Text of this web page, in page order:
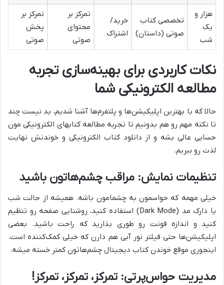
هزار و
یک
شب
تخصصی کتاب
صوتی (داستان)
خرید/
اشتراک
تمرکز بر
محتوای
صوتی
تمرکز بر
پخش
صوتی
نکات کاربردی برای بهینه‌سازی تجربه
مطالعه الکترونیکی شما
حالا که با بهترین اپلیکیشن‌ها و پلتفرم‌ها آشنا شدیم، بد نیست چند
تا نکته مهم رو هم بدونیم تا تجربه مطالعه کتابهای الکترونیکی مون
حسابی عالی بشه و از دانلود کتاب الکترونیکی و خوندنش نهایت
لذت رو ببریم.
تنظیمات نمایش: مراقب چشم‌هاتون باشید
خیلی مهمه که حواسمون به چشمامون باشه. همیشه از حالت شب
یا دارک مد (Dark Mode) استفاده کنید، روشنایی صفحه رو تنظیم
کنید و اندازه فونت رو طوری بذارید که راحت باشید. بعضی
اپلیکیشن‌ها حتی فیلتر نور آبی هم دارن که خیلی کمک‌کننده است.
اینجوری موقع خوندن کتاب دیجیتال چشم‌هاتون کمتر خسته میشه.
مدیریت حواس‌پرتی: تمرکز، تمرکز، تمرکز!